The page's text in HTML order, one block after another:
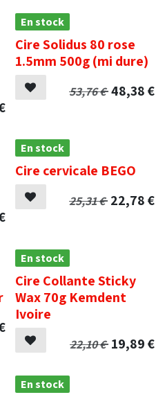
En stock
Cire Solidus 80 rose
1.5mm 500g (mi dure)
53,76€ 48,38€
En stock
Cire cervicale BEGO
25,31€ 22,78€
En stock
Cire Collante Sticky
Wax 70g Kemdent
Ivoire
22,10€ 19,89€
En stock